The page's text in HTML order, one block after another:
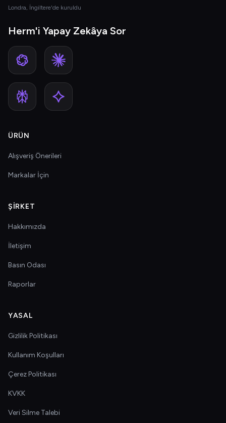
Londra, İngiltere'de kuruldu
Herm'i Yapay Zekâya Sor
ÜRÜN
Alışveriş Önerileri
Markalar İçin
ŞIRKET
Hakkımızda
İletişim
Basın Odası
Raporlar
YASAL
Gizlilik Politikası
Kullanım Koşulları
Çerez Politikası
KVKK
Veri Silme Talebi